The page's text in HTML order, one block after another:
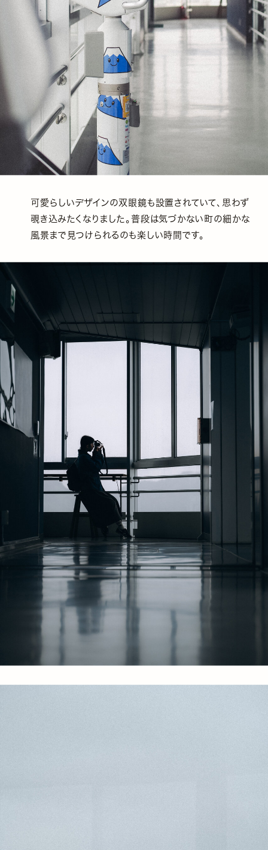
可愛らしいデザインの双眼鏡も設置されていて、思わず
覗き込みたくなりました。普段は気づかない町の細かな
風景まで見つけられるのも楽しい時間です。